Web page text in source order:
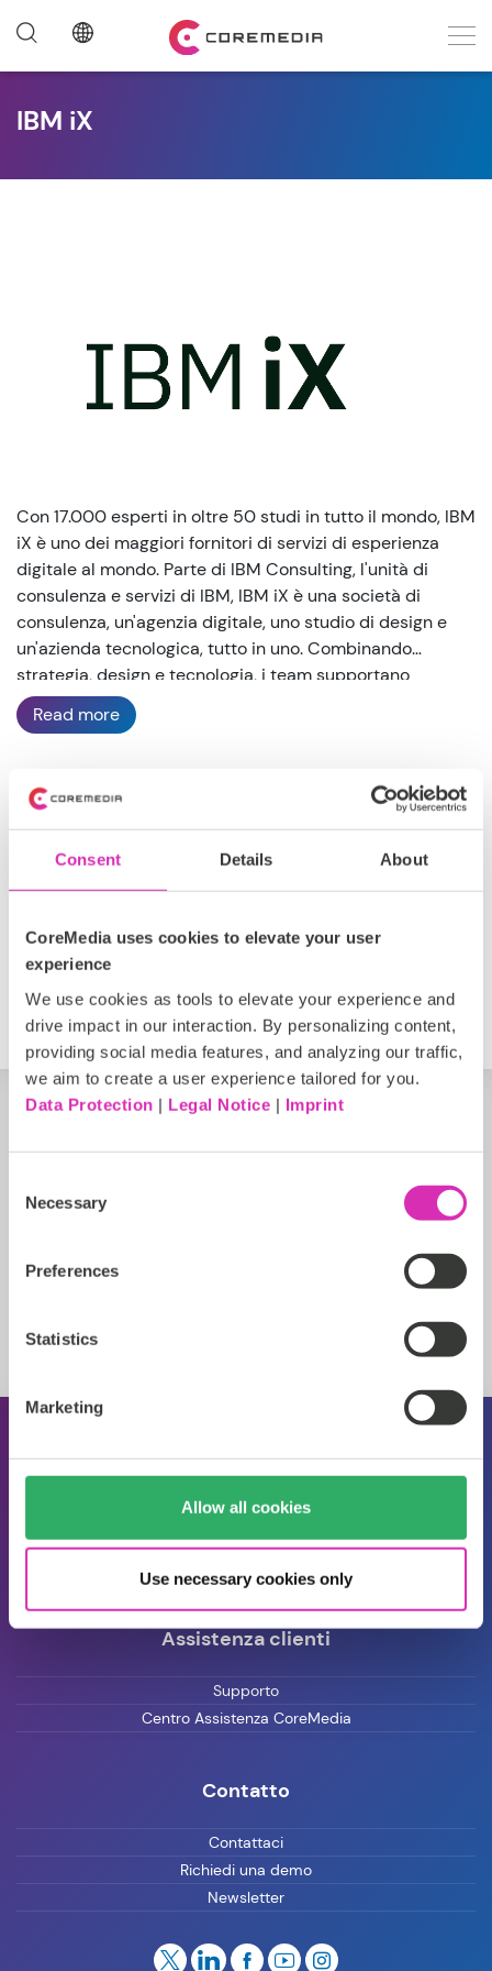
Consent Details About
CoreMedia uses cookies to elevate your user
experience
We use cookies as tools to elevate your experience and
drive impact in our interaction. By personalizing content,
providing social media features, and analyzing our traffic,
we aim to create a user experience tailored for you.
Data Protection | Legal Notice | Imprint
Selection
Necessary
Preferences
Statistics
Marketing
Allow all cookies
Use necessary cookies only
IBM iX
Con 17.000 esperti in oltre 50 studi in tutto il mondo, IBM
iX è uno dei maggiori fornitori di servizi di esperienza
digitale al mondo. Parte di IBM Consulting, l'unità di
consulenza e servizi di IBM, IBM iX è una società di
consulenza, un'agenzia digitale, uno studio di design e
un'azienda tecnologica, tutto in uno. Combinando
strategia, design e tecnologia, i team supportano
organizzazioni, aziende e marchi nella loro
trasformazione digitale. Nei Paesi di lingua tedesca, più
Read more
DACH
Certified Partner
https://www.ibmix.de
Informazioni su CoreMedia
Events
Press
Assistenza clienti
Supporto
Centro Assistenza CoreMedia
Contatto
Contattaci
Richiedi una demo
Newsletter